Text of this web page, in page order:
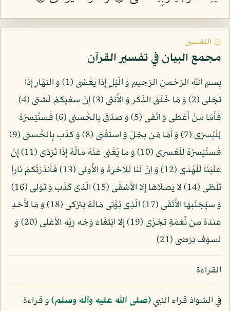
۞ التفسير
مجمع البيان في تفسير القرآن
بِسمِ اللّهِ الرّحْمَنِ الرّحِيمِ وَ الّيْلِ إِذَا يَغْشى (1) وَ النهَارِ إِذَا
تجَلى (2) وَ مَا خَلَقَ الذّكَرَ وَ الأُنثى (3) إِنّ سعْيَكمْ لَشتى (4)
فَأَمّا مَنْ أَعْطى وَ اتّقَى (5) وَ صدّقَ بِالحُْسنى (6) فَسنُيَسرُهُ
لِلْيُسرَى (7) وَ أَمّا مَن بخِلَ وَ استَغْنى (8) وَ كَذّب بِالحُْسنى (9)
فَسنُيَسرُهُ لِلْعُسرَى (10) وَ مَا يُغْنى عَنْهُ مَالُهُ إِذَا تَرَدّى (11) إِنّ
عَلَيْنَا لَلْهُدَى (12) وَ إِنّ لَنَا لَلاَخِرَةَ وَ الأُولى (13) فَأَنذَرْتُكمْ نَاراً
تَلَظى (14) لا يَصلَاهَا إِلا الأَشقَى (15) الّذِى كَذّب وَ تَوَلى (16)
وَ سيُجَنّبهَا الأَتْقَى (17) الّذِى يُؤْتى مَالَهُ يَتزَكى (18) وَ مَا لأَحَدٍ
عِندَهُ مِن نِّعْمَةٍ تجْزَى (19) إِلا ابْتِغَاءَ وَجْهِ رَبِّهِ الأَعْلى (20) وَ
لَسوْف يَرْضى (21)
القراءة
في الشواذ قراء النبي(صلى الله عليه وآله وسلم)و قراءة